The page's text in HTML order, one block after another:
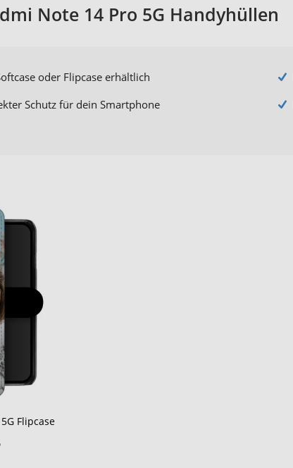
Note 14 Pro 5G Handyhüllen
oder Flipcase erhältlich
Schutz für dein Smartphone
Flipcase